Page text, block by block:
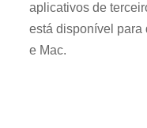
aplicativos de
está disponível para
e Mac.